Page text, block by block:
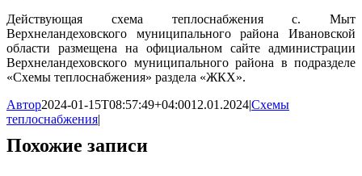
Действующая схема теплоснабжения с. Мыт
Верхнеландеховского муниципального района Ивановской
области размещена на официальном сайте администрации
Верхнеландеховского муниципального района в подразделе
«Схемы теплоснабжения» раздела «ЖКХ».
Автор2024-01-15T08:57:49+04:0012.01.2024|Схемы
теплоснабжения|
Похожие записи